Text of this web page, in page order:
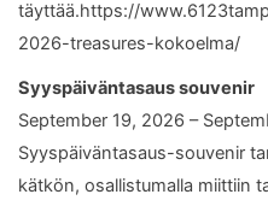
täyttää.https://
2026-treasures-kokoelma/
Syyspäiväntasaus souvenir
September 19, 2026 –
Syyspäiväntasaus-souvenir
kätkön, osallistumalla miittiin